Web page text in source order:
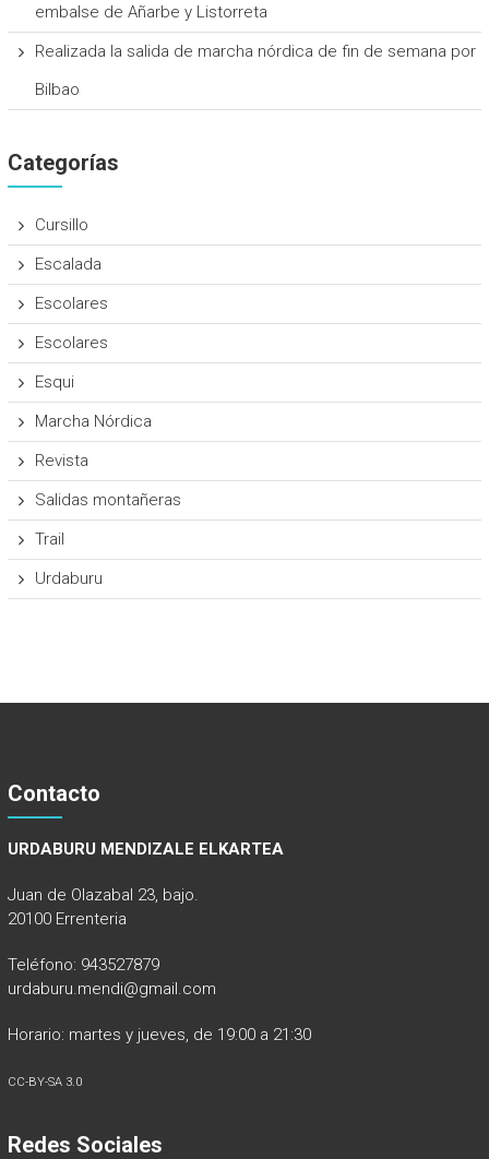
embalse de Añarbe y Listorreta
Realizada la salida de marcha nórdica de fin de semana por
Bilbao
Categorías
Cursillo
Escalada
Escolares
Escolares
Esqui
Marcha Nórdica
Revista
Salidas montañeras
Trail
Urdaburu
Contacto
URDABURU MENDIZALE ELKARTEA
Juan de Olazabal 23, bajo.
20100 Errenteria
Teléfono: 943527879
urdaburu.mendi@gmail.com
Horario: martes y jueves, de 19:00 a 21:30
CC-BY-SA 3.0
Redes Sociales